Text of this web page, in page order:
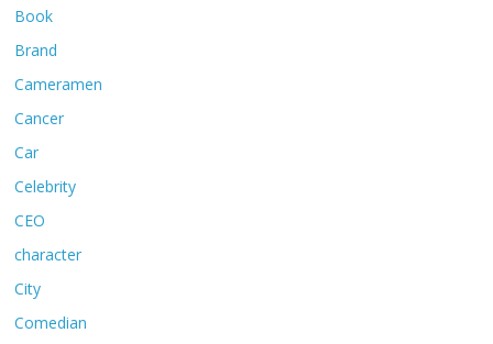
Book
Brand
Cameramen
Cancer
Car
Celebrity
CEO
character
City
Comedian